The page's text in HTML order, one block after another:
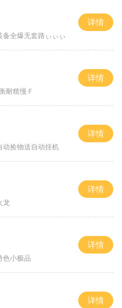
备全爆无套路ぃぃぃ
详情
耐糙慢Ｆ
详情
动捡物送自动挂机
详情
龙
详情
小极品
详情
详情